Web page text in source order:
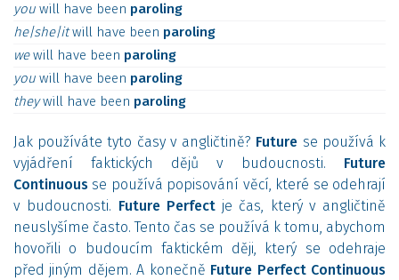
you will have been paroling
he|she|itwill have been paroling
wewill have been paroling
you will have been paroling
theywill have been paroling
Jak používáte tyto časy v angličtině? Future se používá k
vyjádření faktických dějů v budoucnosti. Future
Continuous se používá popisování věcí, které se odehrají
v budoucnosti. Future Perfectje čas, který v angličtině
neuslyšíme často. Tento čas se používá k tomu, abychom
hovořili o budoucím faktickém ději, který se odehraje
před jiným dějem. A konečně Future Perfect Continuous